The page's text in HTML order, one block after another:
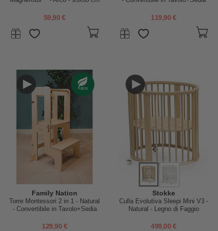
Facile Senza Fori
59,90 € 119,90 €
Family Nation
Torre Montessori 2 in 1 - Natural
- Convertibile in Tavolo+Sedia
129,90 €
Stokke
Culla Evolutiva Sleepi Mini V3 -
Natural - Legno di Faggio
499,00 €